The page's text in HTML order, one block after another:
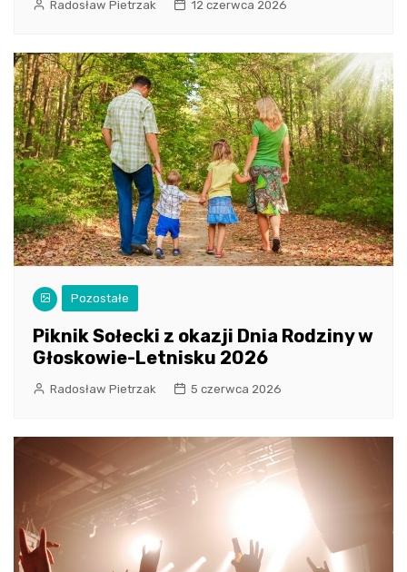
Radosław Pietrzak 12 czerwca 2026
Pozostałe
Piknik Sołecki z okazji Dnia Rodziny w
Głoskowie-Letnisku 2026
Radosław Pietrzak 5 czerwca 2026